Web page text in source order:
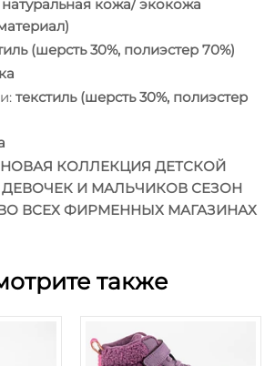
натуральная кожа/ экокожа
(шерсть 30%, полиэстер 70%)
текстиль (шерсть 30%, полиэстер
НОВАЯ КОЛЛЕКЦИЯ ДЕТСКОЙ
И МАЛЬЧИКОВ СЕЗОН
ВО ВСЕХ ФИРМЕННЫХ МАГАЗИНАХ
также